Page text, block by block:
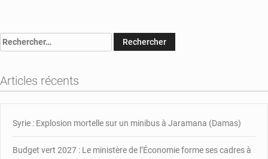
Faure
Gnassingbé
durement
la
Rechercher :
Articles récents
Syrie : Explosion mortelle sur un minibus à Jaramana (Damas)
Budget vert 2027 : Le ministère de l’Économie forme ses cadres à